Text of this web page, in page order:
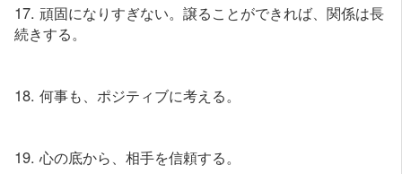
17. 頑固になりすぎない。譲ることができれば、関係は長
続きする。
18. 何事も、ポジティブに考える。
19. 心の底から、相手を信頼する。